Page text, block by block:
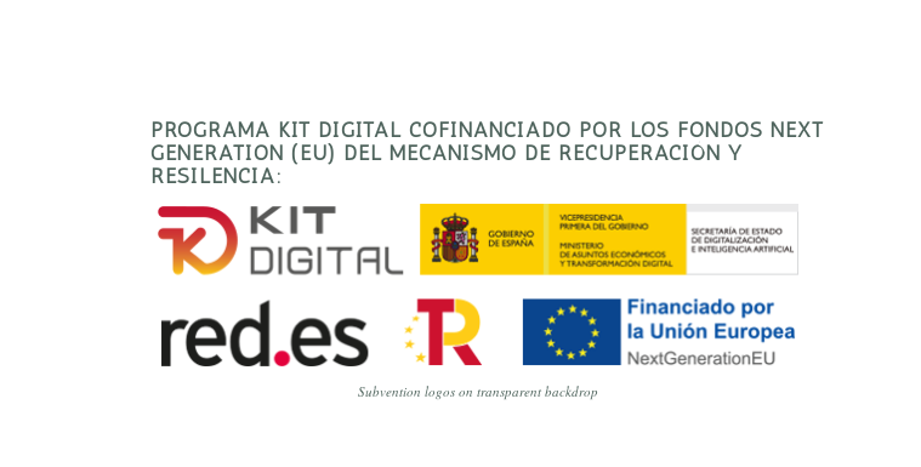
PROGRAMA KIT DIGITAL COFINANCIADO POR LOS FONDOS NEXT
GENERATION (EU) DEL MECANISMO DE RECUPERACIÓN Y
RESILENCIA:
Subvention logos on transparent backdrop